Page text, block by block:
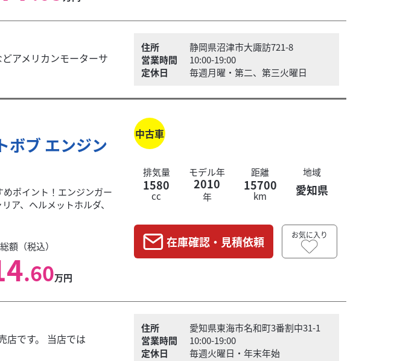
アメリカンモーターサ
住所
静岡県沼津市大諏訪721-8
営業時間
10:00-19:00
定休日
毎週月曜・第二、第三火曜日
ボブ エンジン
ポイント！エンジンガー
ア、ヘルメットホルダ、
額（税込）
.60万円
中古車
排気量
1580
cc
モデル年
2010
年
距離
15700
km
地域
愛知県
在庫確認・見積依頼 お気に入り
店です。 当店では
住所
愛知県東海市名和町3番割中31-1
営業時間
10:00-19:00
定休日
毎週火曜日・年末年始